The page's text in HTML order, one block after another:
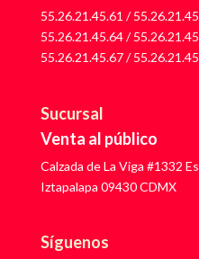
55.26.21.45.61 /
55.26.21.45.64/
55.26.21.45.67/
Sucursal
Venta al público
Calzada de La Viga #1332
Iztapalapa 09430 CDMX
Síguenos